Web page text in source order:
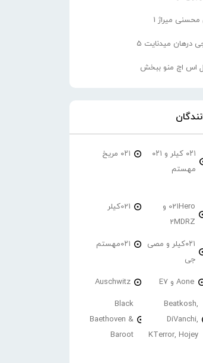
میراژ 1
درهان میدنایت 5
اس اچ منو ببخش
۰۲۱ کیلر و ۰۲۱
مهستم
۰۲۱ مریخ
021Hero و
2MDRZ
021کیلر
۰۲۱کیلر و مصی
جی
۰۲۱مهستم
Aone و E7 Auschwitz
Beatkosh,
DiVanchi,
KTerror, Hojey
Black
Baethoven &
Baroot